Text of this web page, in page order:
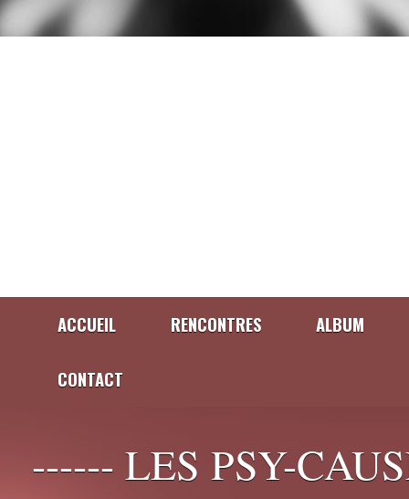
ACCUEIL RENCONTRES ALBUM
CONTACT
------ LES PSY-